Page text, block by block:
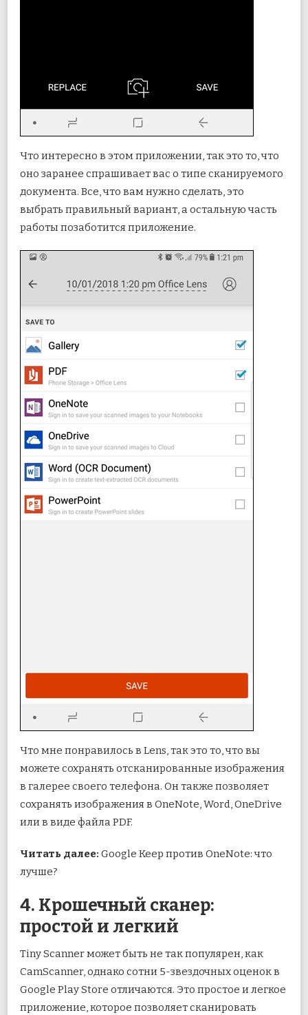
Что интересно в этом приложении, так это то, что
оно заранее спрашивает вас о типе сканируемого
документа. Все, что вам нужно сделать, это
выбрать правильный вариант, а остальную часть
работы позаботится приложение.
Что мне понравилось в Lens, так это то, что вы
можете сохранять отсканированные изображения
в галерее своего телефона. Он также позволяет
сохранять изображения в OneNote, Word, OneDrive
или в виде файла PDF.
Читать далее: Google Keep против OneNote: что
лучше?
4. Крошечный сканер:
простой и легкий
Tiny Scanner может быть не так популярен, как
CamScanner, однако сотни 5-звездочных оценок в
Google Play Store отличаются. Это простое и легкое
приложение, которое позволяет сканировать